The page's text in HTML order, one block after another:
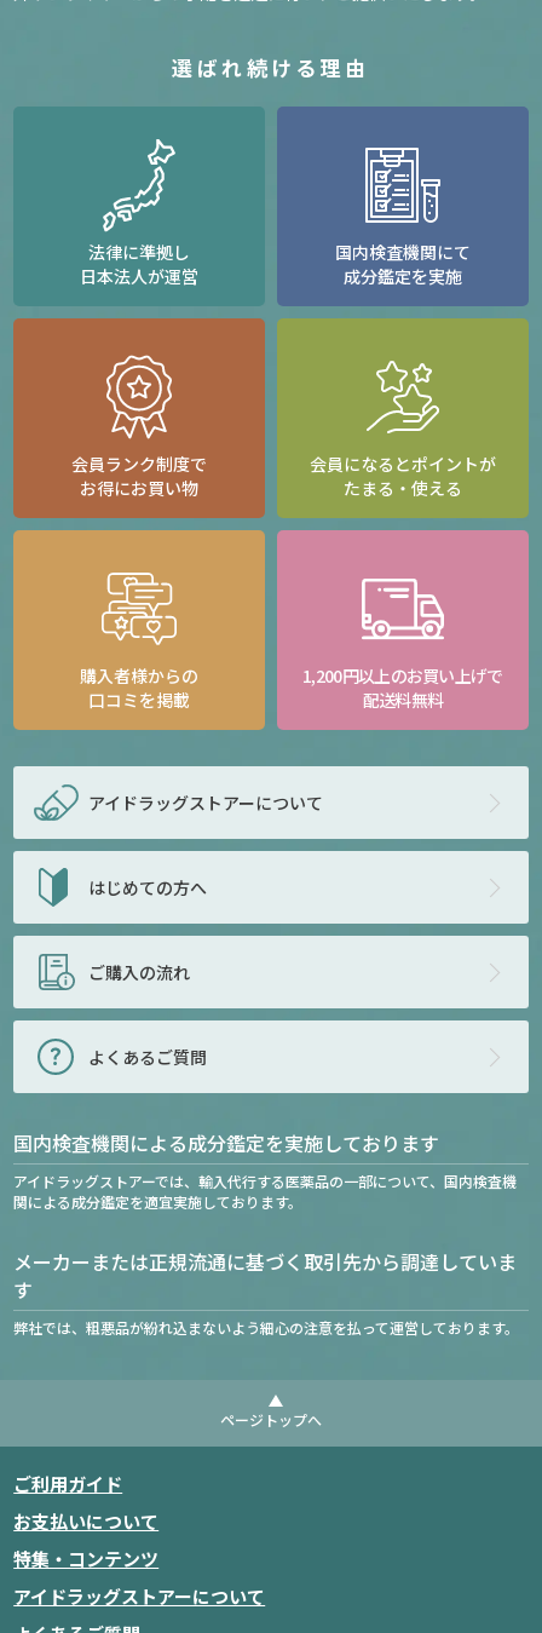
選ばれ続ける理由
法律に準拠し
日本法人が運営
国内検査機関にて
成分鑑定を実施
会員ランク制度で
お得にお買い物
会員になるとポイントが
たまる・使える
購入者様からの
口コミを掲載
1,200円以上のお買い上げで
配送料無料
アイドラッグストアーについて
はじめての方へ
ご購入の流れ
よくあるご質問
国内検査機関による成分鑑定を実施しております
アイドラッグストアーでは、輸入代行する医薬品の一部について、国内検査機
関による成分鑑定を適宜実施しております。
メーカーまたは正規流通に基づく取引先から調達していま
す
弊社では、粗悪品が紛れ込まないよう細心の注意を払って運営しております。
ページトップへ
ご利用ガイド
お支払いについて
特集・コンテンツ
アイドラッグストアーについて